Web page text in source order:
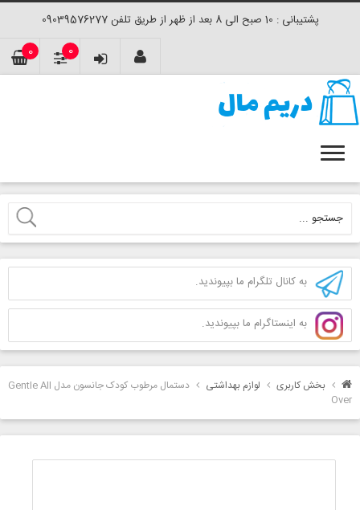
پشتیبانی : 10 صبح الی 8 بعد از ظهر از طریق تلفن 09039576277
0 0
به کانال تلگرام ما بپیوندید.
به اینستاگرام ما بپیوندید.
بخش کاربری لوازم بهداشتی
دستمال مرطوب کودک جانسون مدل Gentle All
Over